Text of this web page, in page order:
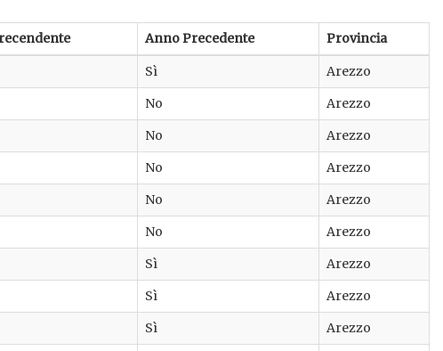
Anno Precedente Provincia
Sì
Arezzo
No
Arezzo
No
Arezzo
No
Arezzo
No
Arezzo
No
Arezzo
Sì
Arezzo
Sì
Arezzo
Sì
Arezzo